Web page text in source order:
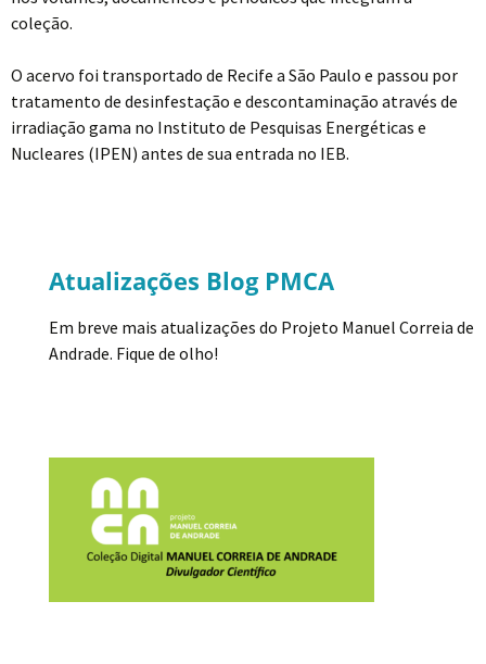
coleção.
O acervo foi transportado de Recife a São Paulo e passou por
tratamento de desinfestação e descontaminação através de
irradiação gama no Instituto de Pesquisas Energéticas e
Nucleares (IPEN) antes de sua entrada no IEB.
Atualizações Blog PMCA
Em breve mais atualizações do Projeto Manuel Correia de
Andrade. Fique de olho!